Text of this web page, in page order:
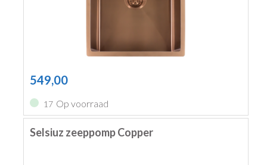
549,00
17 Op voorraad
Selsiuz zeeppomp Copper